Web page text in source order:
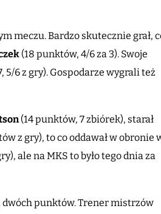
meczu. Bardzo skutecznie grał,
(18 punktów, 4/6 za 3). Swoje
5/6 z gry). Gospodarze wygrali też
(14 punktów, 7 zbiórek), starał
z gry), to co oddawał w obronie
ale na MKS to było tego dnia za
dwóch punktów. Trener mistrzów